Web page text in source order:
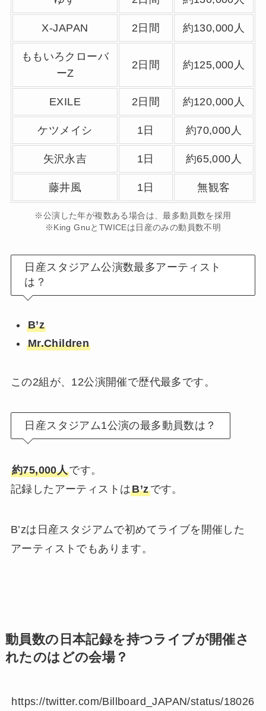
X-JAPAN 2日間 約130,000人
ももいろクローバ
ーZ
2日間 約125,000人
EXILE 2日間 約120,000人
ケツメイシ 1日 約70,000人
矢沢永吉 1日 約65,000人
藤井風 1日 無観客
※公演した年が複数ある場合は、最多動員数を採用
※King GnuとTWICEは日産のみの動員数不明
日産スタジアム公演数最多アーティスト
は？
B’z
Mr.Children
この2組が、12公演開催で歴代最多です。
日産スタジアム1公演の最多動員数は？
約75,000人です。
記録したアーティストはB’zです。
B’zは日産スタジアムで初めてライブを開催した
アーティストでもあります。
動員数の日本記録を持つライブが開催さ
れたのはどの会場？
https://twitter.com/Billboard_JAPAN/status/18026